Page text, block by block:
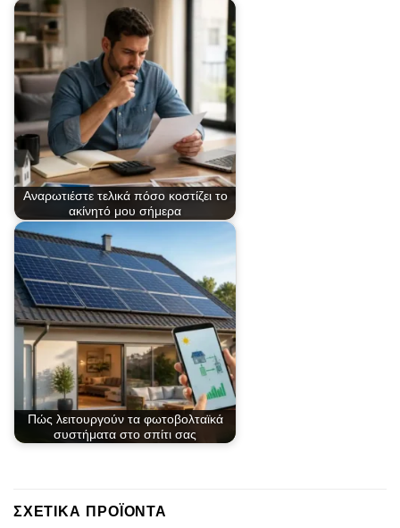
Αναρωτιέστε τελικά πόσο κοστίζει το
ακίνητό μου σήμερα
Πώς λειτουργούν τα φωτοβολταϊκά
συστήματα στο σπίτι σας
ΣΧΕΤΙΚΆ ΠΡΟΪΌΝΤΑ